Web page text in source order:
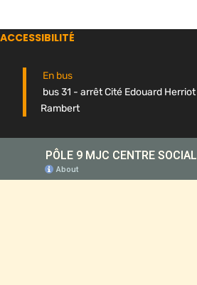
ACCESSIBILITÉ
En bus
bus 31 - arrêt Cité Edouard Herriot
Rambert